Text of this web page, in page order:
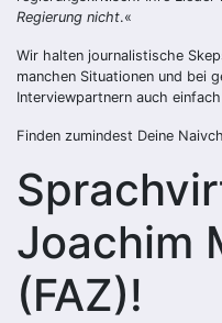
Regierung nicht.«
Wir halten journalistische
manchen Situationen und bei
Interviewpartnern auch
Finden zumindest Deine
Joachim
(FAZ)!